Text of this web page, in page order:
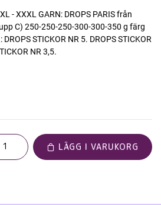
- XXXL GARN: DROPS PARIS från
C) 250-250-250-300-300-350 g färg
STICKOR NR 5. DROPS STICKOR
NR 3,5.
LÄGG I VARUKORG